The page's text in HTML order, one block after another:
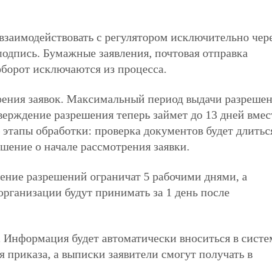
с регулятором исключительно
Бумажные заявления, почтовая отправка
исключаются из процесса.
заявок. Максимальный период выдачи
разрешения теперь займет до 13 дней
обработки: проверка документов будет
о начале рассмотрения заявки.
разрешений ограничат 5 рабочими днями, а
будут принимать за 1 день после
будет автоматически вноситься в
приказа, а выписки заявители смогут получать в